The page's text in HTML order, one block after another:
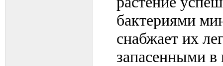
бактериями
снабжает их
запасенными в